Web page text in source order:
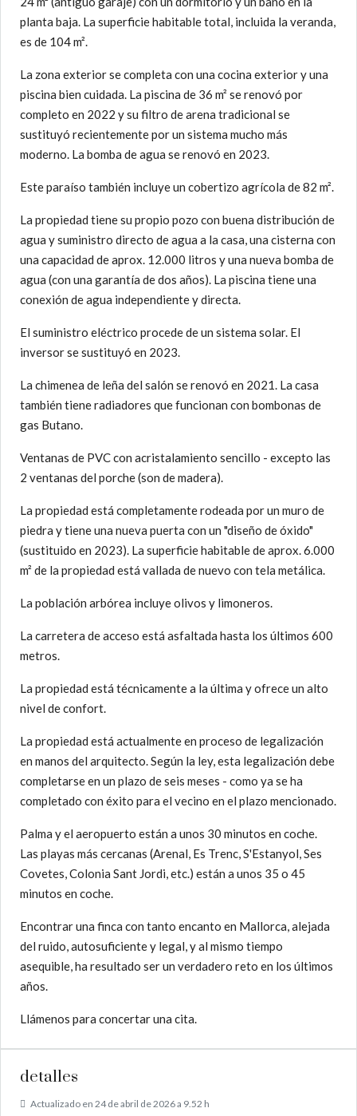
planta baja. La superficie habitable total, incluida la veranda,
es de 104 m².
La zona exterior se completa con una cocina exterior y una
piscina bien cuidada. La piscina de 36 m² se renovó por
completo en 2022 y su filtro de arena tradicional se
sustituyó recientemente por un sistema mucho más
moderno. La bomba de agua se renovó en 2023.
Este paraíso también incluye un cobertizo agrícola de 82 m².
La propiedad tiene su propio pozo con buena distribución de
agua y suministro directo de agua a la casa, una cisterna con
una capacidad de aprox. 12.000 litros y una nueva bomba de
agua (con una garantía de dos años). La piscina tiene una
conexión de agua independiente y directa.
El suministro eléctrico procede de un sistema solar. El
inversor se sustituyó en 2023.
La chimenea de leña del salón se renovó en 2021. La casa
también tiene radiadores que funcionan con bombonas de
gas Butano.
Ventanas de PVC con acristalamiento sencillo - excepto las
2 ventanas del porche (son de madera).
La propiedad está completamente rodeada por un muro de
piedra y tiene una nueva puerta con un "diseño de óxido"
(sustituido en 2023). La superficie habitable de aprox. 6.000
m² de la propiedad está vallada de nuevo con tela metálica.
La población arbórea incluye olivos y limoneros.
La carretera de acceso está asfaltada hasta los últimos 600
metros.
La propiedad está técnicamente a la última y ofrece un alto
nivel de confort.
La propiedad está actualmente en proceso de legalización
en manos del arquitecto. Según la ley, esta legalización debe
completarse en un plazo de seis meses - como ya se ha
completado con éxito para el vecino en el plazo mencionado.
Palma y el aeropuerto están a unos 30 minutos en coche.
Las playas más cercanas (Arenal, Es Trenc, S'Estanyol, Ses
Covetes, Colonia Sant Jordi, etc.) están a unos 35 o 45
minutos en coche.
Encontrar una finca con tanto encanto en Mallorca, alejada
del ruido, autosuficiente y legal, y al mismo tiempo
asequible, ha resultado ser un verdadero reto en los últimos
años.
Llámenos para concertar una cita.
detalles
Actualizado en 24 de abril de 2026 a 9.52 h